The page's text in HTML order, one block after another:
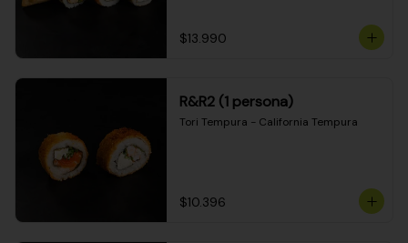
$13.990
R&R2 (1 persona)
Tori Tempura - California Tempura
$10.396